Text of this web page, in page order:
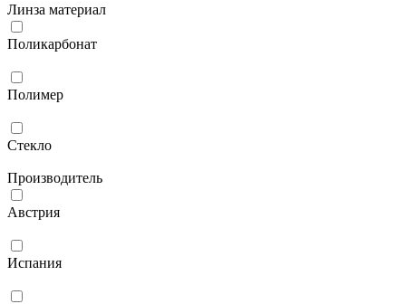
Линза материал
Поликарбонат
Полимер
Стекло
Производитель
Австрия
Испания